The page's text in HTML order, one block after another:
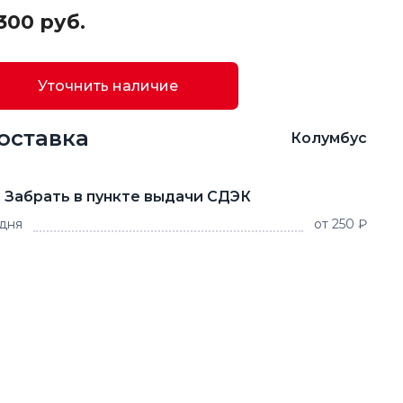
руб.
Уточнить наличие
Колумбус
Забрать в пункте выдачи СДЭК
от 250 ₽